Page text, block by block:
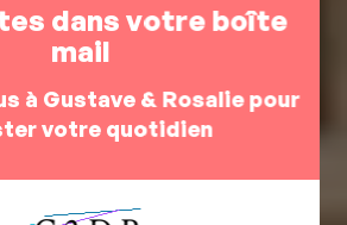
dans votre boîte
mail
à Gustave & Rosalie pour
votre quotidien